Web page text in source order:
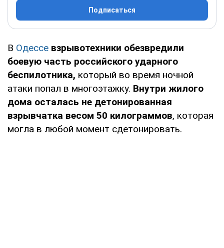
Подписаться
В Одессе взрывотехники обезвредили
боевую часть российского ударного
беспилотника, который во время ночной
атаки попал в многоэтажку. Внутри жилого
дома осталась не детонированная
взрывчатка весом 50 килограммов, которая
могла в любой момент сдетонировать.